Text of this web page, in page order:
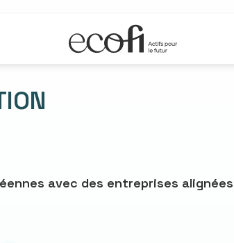
avec des entreprises